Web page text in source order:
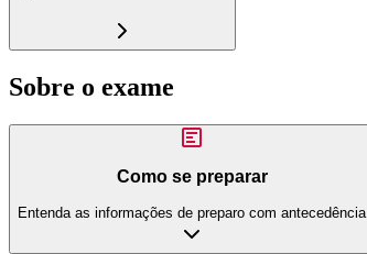
Sobre o exame
Como se preparar
Entenda as informações de preparo com antecedência